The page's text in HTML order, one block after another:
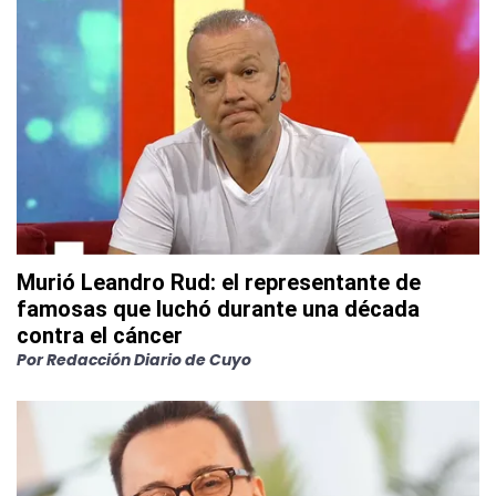
Murió Leandro Rud: el representante de
famosas que luchó durante una década
contra el cáncer
PorRedacción Diario de Cuyo